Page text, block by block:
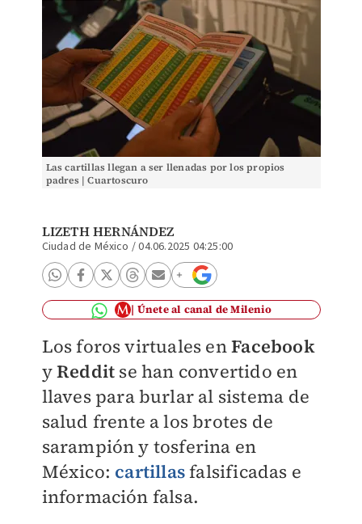
Las cartillas llegan a ser llenadas por los propios
padres | Cuartoscuro
LIZETH HERNÁNDEZ
Ciudad de México /04.06.2025 04:25:00
Únete al canal de Milenio
Los foros virtuales enFacebook
yReddit se han convertido en
llaves para burlar al sistema de
salud frente a los brotes de
sarampión y tosferina en
México: cartillasfalsificadas e
información falsa.